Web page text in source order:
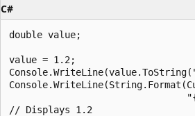
C#
double value;
value = 1.2;
// Displays 1.2